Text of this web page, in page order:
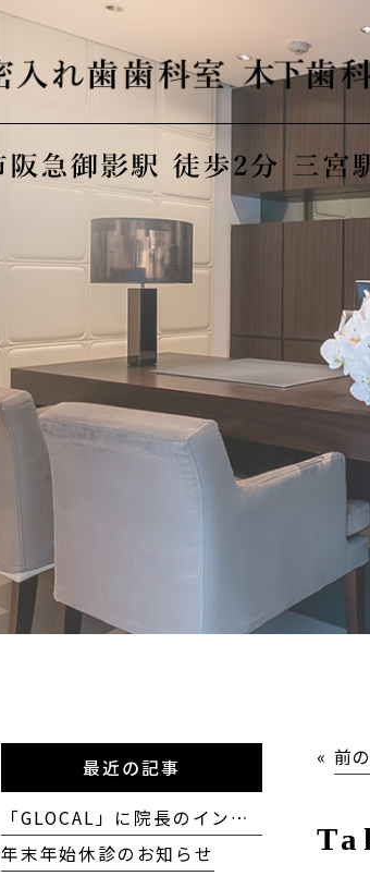
« 前
最近の記事
「GLOCAL」に院長のインタビューが掲載されました
年末年始休診のお知らせ